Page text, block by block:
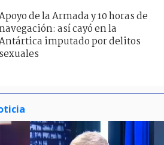
de la Armada y 10 horas de
navegación: así cayó en la
imputado por delitos
sexuales